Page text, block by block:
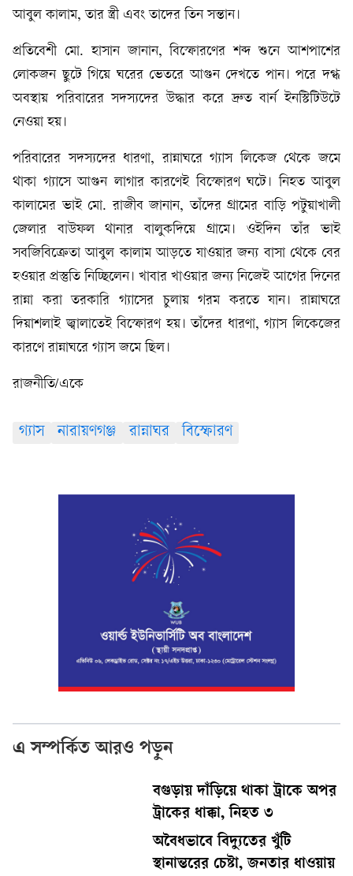
আবুল কালাম, তার স্ত্রী এবং তাদের তিন সন্তান।
প্রতিবেশী মো. হাসান জানান, বিস্ফোরণের শব্দ শুনে আশপাশের
লোকজন ছুটে গিয়ে ঘরের ভেতরে আগুন দেখতে পান। পরে দগ্ধ
অবস্থায় পরিবারের সদস্যদের উদ্ধার করে দ্রুত বার্ন ইনস্টিটিউটে
নেওয়া হয়।
পরিবারের সদস্যদের ধারণা, রান্নাঘরে গ্যাস লিকেজ থেকে জমে
থাকা গ্যাসে আগুন লাগার কারণেই বিস্ফোরণ ঘটে। নিহত আবুল
কালামের ভাই মো. রাজীব জানান, তাঁদের গ্রামের বাড়ি পটুয়াখালী
জেলার বাউফল থানার বালুকদিয়ে গ্রামে। ওইদিন তাঁর ভাই
সবজিবিক্রেতা আবুল কালাম আড়তে যাওয়ার জন্য বাসা থেকে বের
হওয়ার প্রস্তুতি নিচ্ছিলেন। খাবার খাওয়ার জন্য নিজেই আগের দিনের
রান্না করা তরকারি গ্যাসের চুলায় গরম করতে যান। রান্নাঘরে
দিয়াশলাই জ্বালাতেই বিস্ফোরণ হয়। তাঁদের ধারণা, গ্যাস লিকেজের
কারণে রান্নাঘরে গ্যাস জমে ছিল।
রাজনীতি/একে
গ্যাস নারায়ণগঞ্জ রান্নাঘর বিস্ফোরণ
এ সম্পর্কিত আরও পড়ুন
বগুড়ায় দাঁড়িয়ে থাকা ট্রাকে অপর
ট্রাকের ধাক্কা, নিহত ৩
অবৈধভাবে বিদ্যুতের খুঁটি
স্থানান্তরের চেষ্টা, জনতার ধাওয়ায়